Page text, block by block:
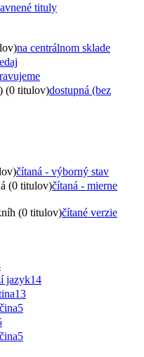
tituly
na centrálnom sklade
(0 titulov)dostupná (bez
čítaná - výborný stav
(0 titulov)čítaná - mierne
(0 titulov)čítané verzie
jazyk14
13
5
5